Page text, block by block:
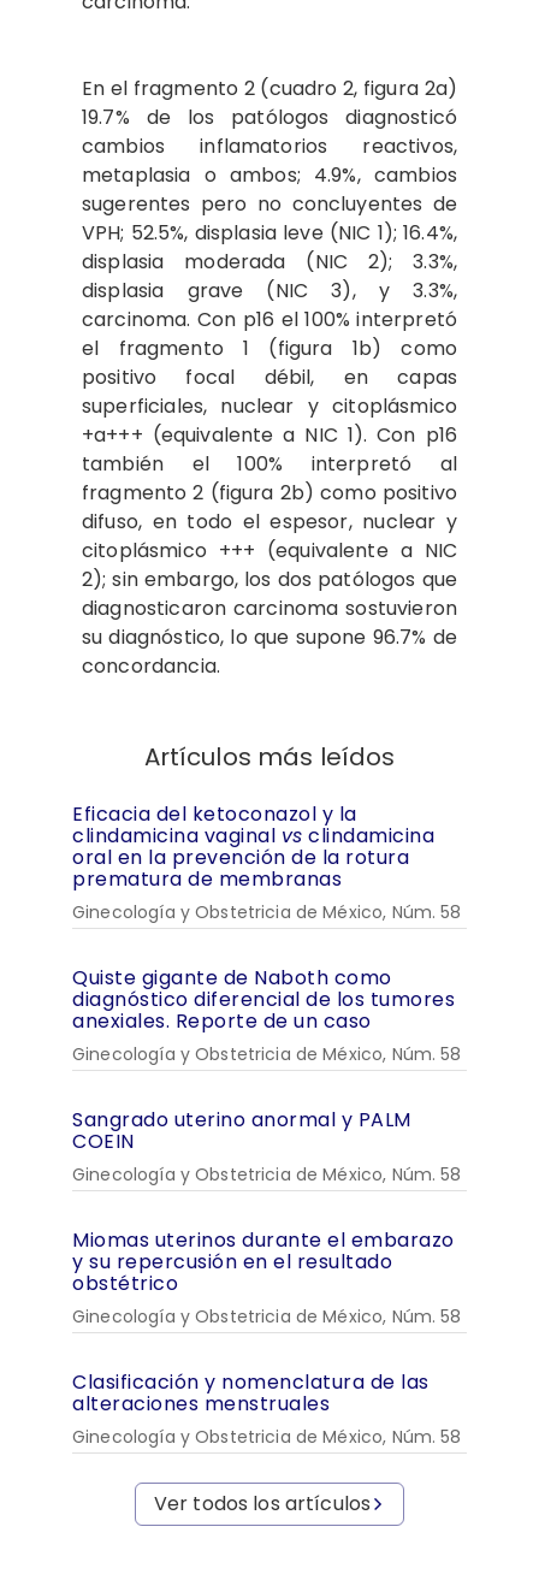
En el fragmento 2 (cuadro 2, figura 2a)
19.7% de los patólogos diagnosticó
cambios inflamatorios reactivos,
metaplasia o ambos; 4.9%, cambios
sugerentes pero no concluyentes de
VPH; 52.5%, displasia leve (NIC 1); 16.4%,
displasia moderada (NIC 2); 3.3%,
displasia grave (NIC 3), y 3.3%,
carcinoma. Con p16 el 100% interpretó
el fragmento 1 (figura 1b) como
positivo focal débil, en capas
superficiales, nuclear y citoplásmico
+a+++ (equivalente a NIC 1). Con p16
también el 100% interpretó al
fragmento 2 (figura 2b) como positivo
difuso, en todo el espesor, nuclear y
citoplásmico +++ (equivalente a NIC
2); sin embargo, los dos patólogos que
diagnosticaron carcinoma sostuvieron
su diagnóstico, lo que supone 96.7% de
concordancia.
Artículos más leídos
Eficacia del ketoconazol y la
clindamicina vaginal vs clindamicina
oral en la prevención de la rotura
prematura de membranas
Ginecología y Obstetricia de México, Núm. 58
Quiste gigante de Naboth como
diagnóstico diferencial de los tumores
anexiales. Reporte de un caso
Ginecología y Obstetricia de México, Núm. 58
Sangrado uterino anormal y PALM
COEIN
Ginecología y Obstetricia de México, Núm. 58
Miomas uterinos durante el embarazo
y su repercusión en el resultado
obstétrico
Ginecología y Obstetricia de México, Núm. 58
Clasificación y nomenclatura de las
alteraciones menstruales
Ginecología y Obstetricia de México, Núm. 58
Ver todos los artículos